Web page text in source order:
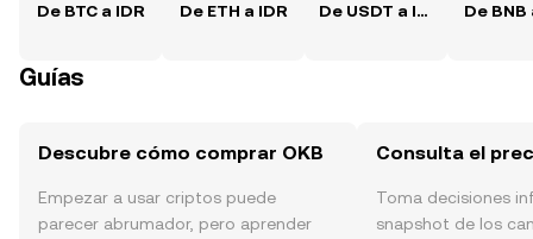
De BTC a IDR De ETH a IDR De USDT a IDR De BNB
Guías
Descubre cómo comprar OKB
Empezar a usar criptos puede
parecer abrumador, pero aprender
Consulta el
Toma decisiones
snapshot de los